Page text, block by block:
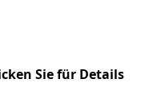
Sie für Details